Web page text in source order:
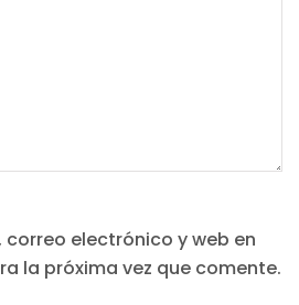
electrónico y web en
la próxima vez que comente.